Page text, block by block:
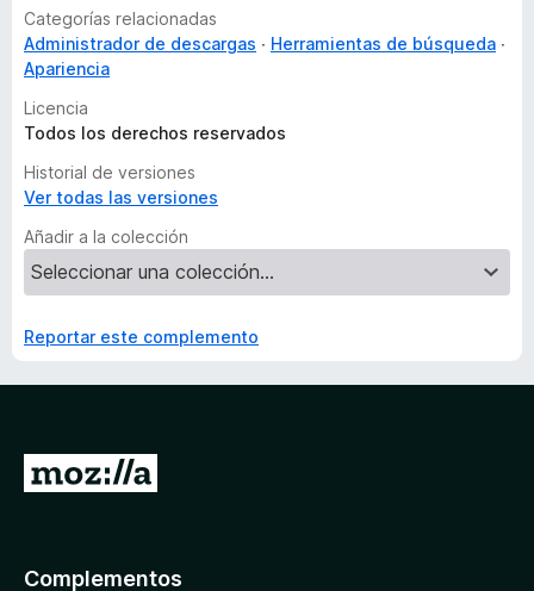
Categorías relacionadas
Administrador de descargas
Herramientas de búsqueda
Apariencia
Licencia
Todos los derechos reservados
Historial de versiones
Ver todas las versiones
Añadir a la colección
Reportar este complemento
Complementos